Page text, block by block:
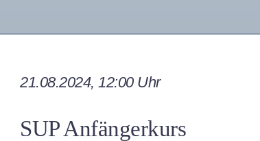
SUP Anfängerkurs
21.08.2024, 12:00 Uhr